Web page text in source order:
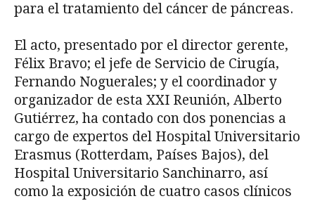
para el tratamiento del cáncer de páncreas.
El acto, presentado por el director gerente,
Félix Bravo; el jefe de Servicio de Cirugía,
Fernando Noguerales; y el coordinador y
organizador de esta XXI Reunión, Alberto
Gutiérrez, ha contado con dos ponencias a
cargo de expertos del Hospital Universitario
Erasmus (Rotterdam, Países Bajos), del
Hospital Universitario Sanchinarro, así
como la exposición de cuatro casos clínicos